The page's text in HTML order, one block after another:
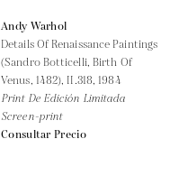
Andy Warhol
Details Of Renaissance Paintings
(Sandro Botticelli, Birth Of
Venus, 1482), II.318,1984
Print De Edición Limitada
Screen-print
Consultar Precio